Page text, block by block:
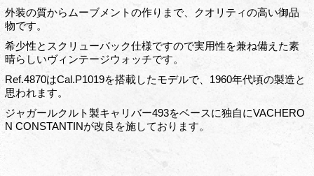
外装の質からムーブメントの作りまで、クオリティの高い御品
物です。
希少性とスクリューバック仕様ですので実用性を兼ね備えた素
晴らしいヴィンテージウォッチです。
Ref.4870はCal.P1019を搭載したモデルで、1960年代頃の製造と
思われます。
ジャガールクルト製キャリバー493をベースに独自にVACHERO
N CONSTANTINが改良を施しております。